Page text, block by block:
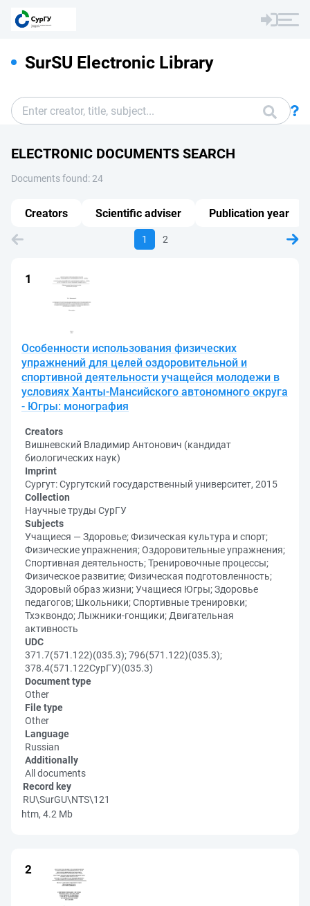
SurSU Electronic Library
ELECTRONIC DOCUMENTS SEARCH
Documents found: 24
1 2
Особенности использования физических
упражнений для целей оздоровительной и
спортивной деятельности учащейся молодежи в
условиях Ханты-Мансийского автономного округа
- Югры: монография
Creators
Вишневский Владимир Антонович (кандидат
биологических наук)
Imprint
Сургут: Сургутский государственный университет, 2015
Collection
Научные труды СурГУ
Subjects
Учащиеся — Здоровье; Физическая культура и спорт;
Физические упражнения; Оздоровительные упражнения;
Спортивная деятельность; Тренировочные процессы;
Физическое развитие; Физическая подготовленность;
Здоровый образ жизни; Учащиеся Югры; Здоровье
педагогов; Школьники; Спортивные тренировки;
Тхэквондо; Лыжники-гонщики; Двигательная
активность
UDC
371.7(571.122)(035.3); 796(571.122)(035.3);
378.4(571.122СурГУ)(035.3)
Document type
Other
File type
Other
Language
Russian
Additionally
All documents
Record key
RU\SurGU\NTS\121
htm, 4.2 Mb
Creators Scientific adviser Publication year